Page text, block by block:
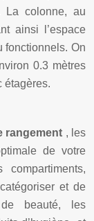
La colonne, au
ainsi l’espace
fonctionnels. On
0.3 mètres
étagères.
rangement , les
de votre
et de
de beauté, les